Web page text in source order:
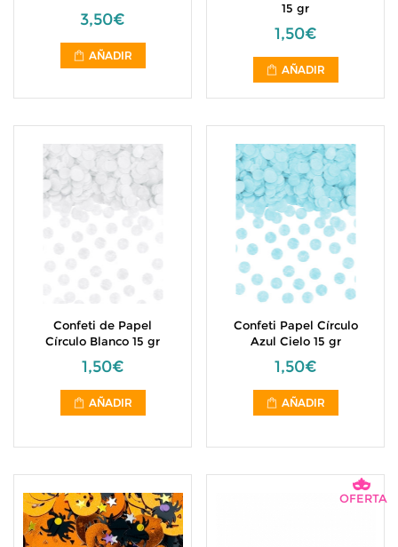
3,50€
AÑADIR
15 gr
1,50€
AÑADIR
Confeti de Papel
Círculo Blanco 15 gr
1,50€
AÑADIR
Confeti Papel Círculo
Azul Cielo 15 gr
1,50€
AÑADIR
OFERTA